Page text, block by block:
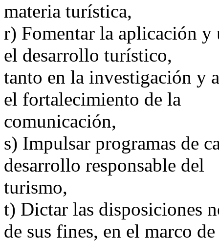
materia turística,
r) Fomentar la aplicación y
el desarrollo turístico,
tanto en la investigación y
el fortalecimiento de la
comunicación,
s) Impulsar programas de
desarrollo responsable del
turismo,
t) Dictar las disposiciones
de sus fines, en el marco